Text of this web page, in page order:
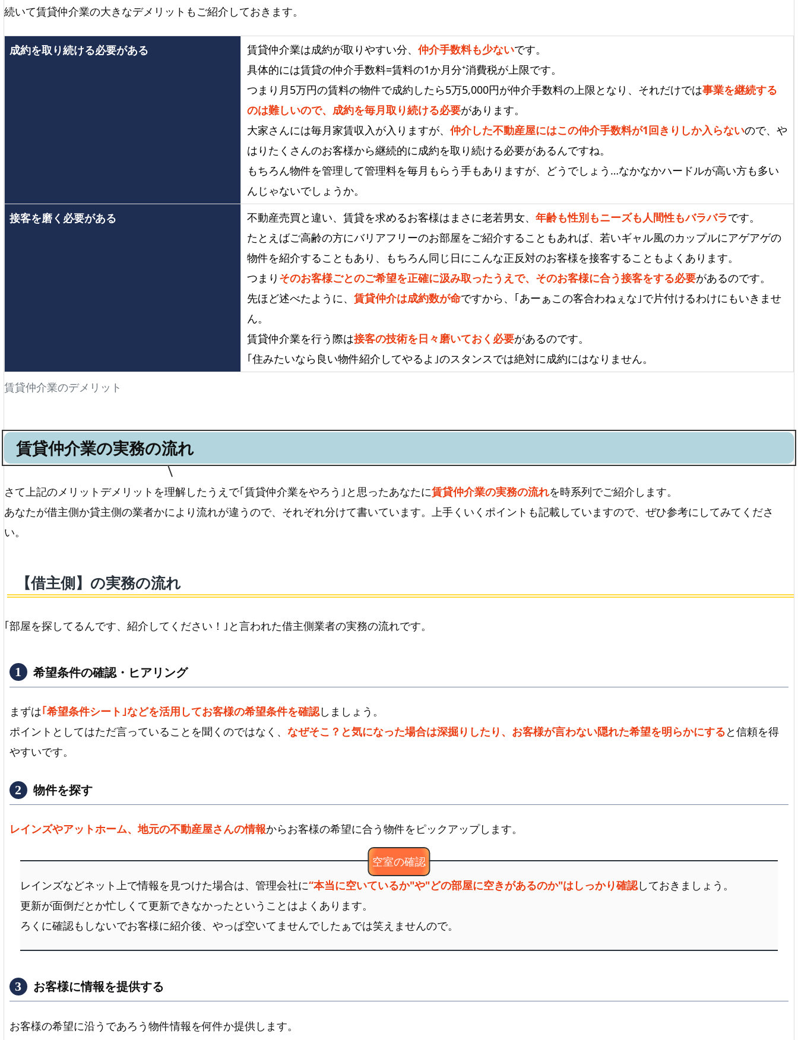
続いて賃貸仲介業の大きなデメリットもご紹介しておきます。
賃貸仲介業のデメリット
成約を取り続ける必要がある 賃貸仲介業は成約が取りやすい分、 仲介手数料も少ないです。
具体的には賃貸の仲介手数料=賃料の1か月分⁺消費税が上限です。
つまり月5万円の賃料の物件で成約したら5万5,000円が仲介手数料の上限となり、それだけでは事業を継続する
のは難しいので、成約を毎月取り続ける必要があります。
大家さんには毎月家賃収入が入りますが、 仲介した不動産屋にはこの仲介手数料が1回きりしか入らないので、や
はりたくさんのお客様から継続的に成約を取り続ける必要があるんですね。
もちろん物件を管理して管理料を毎月もらう手もありますが、どうでしょう…なかなかハードルが高い方も多い
んじゃないでしょうか。
接客を磨く必要がある
不動産売買と違い、賃貸を求めるお客様はまさに老若男女、 年齢も性別もニーズも人間性もバラバラです。
たとえばご高齢の方にバリアフリーのお部屋をご紹介することもあれば、若いギャル風のカップルにアゲアゲの
物件を紹介することもあり、もちろん同じ日にこんな正反対のお客様を接客することもよくあります。
つまり そのお客様ごとのご希望を正確に汲み取ったうえで、そのお客様に合う接客をする必要があるのです。
先ほど述べたように、 賃貸仲介は成約数が命ですから、｢あーぁこの客合わねぇな｣で片付けるわけにもいきませ
ん。
賃貸仲介業を行う際は接客の技術を日々磨いておく必要があるのです。
｢住みたいなら良い物件紹介してやるよ｣のスタンスでは絶対に成約にはなりません。
賃貸仲介業の実務の流れ
さて上記のメリットデメリットを理解したうえで｢賃貸仲介業をやろう｣と思ったあなたに賃貸仲介業の実務の流れを時系列でご紹介します。
あなたが借主側か貸主側の業者かにより流れが違うので、それぞれ分けて書いています。上手くいくポイントも記載していますので、ぜひ参考にしてみてくださ
い。
【借主側】の実務の流れ
｢部屋を探してるんです、紹介してください！｣と言われた借主側業者の実務の流れです。
希望条件の確認・ヒアリング
まずは｢希望条件シート｣などを活用してお客様の希望条件を確認しましょう。
ポイントとしてはただ言っていることを聞くのではなく、 なぜそこ？と気になった場合は深掘りしたり、お客様が言わない隠れた希望を明らかにすると信頼を得
やすいです。
物件を探す
レインズやアットホーム、地元の不動産屋さんの情報からお客様の希望に合う物件をピックアップします。
レインズなどネット上で情報を見つけた場合は、管理会社に“本当に空いているか"や"どの部屋に空きがあるのか"はしっかり確認しておきましょう。
更新が面倒だとか忙しくて更新できなかったということはよくあります。
ろくに確認もしないでお客様に紹介後、やっぱ空いてませんでしたぁでは笑えませんので。
お客様に情報を提供する
お客様の希望に沿うであろう物件情報を何件か提供します。